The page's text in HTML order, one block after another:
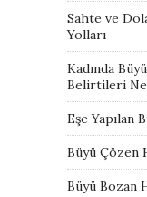
Sahte ve
Yolları
Kadında
Belirtileri
Eşe Yapılan
Büyü Çözen
Büyü Bozan